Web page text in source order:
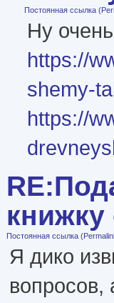
Постоянная ссылка
Ну
https://
shemy-
https://
книжку
Постоянная ссылка
Я дико
вопросов,